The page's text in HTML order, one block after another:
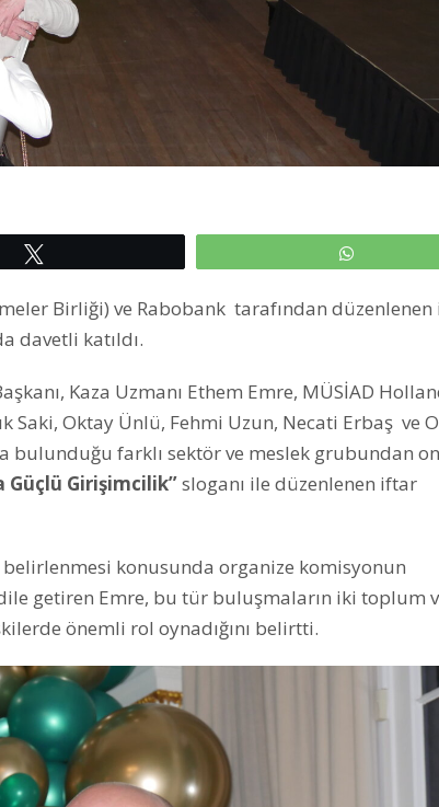
Birliği) ve Rabobank tarafından
davetli katıldı.
Kaza Uzmanı Ethem Emre, MÜSİAD
Saki, Oktay Ünlü, Fehmi Uzun, Necati Erbaş ve
farklı sektör ve meslek grubundan
Güçlü Girişimcilik”sloganı ile düzenlenen iftar
konusunda organize komisyonun
getiren Emre, bu tür buluşmaların iki toplum
önemli rol oynadığını belirtti.